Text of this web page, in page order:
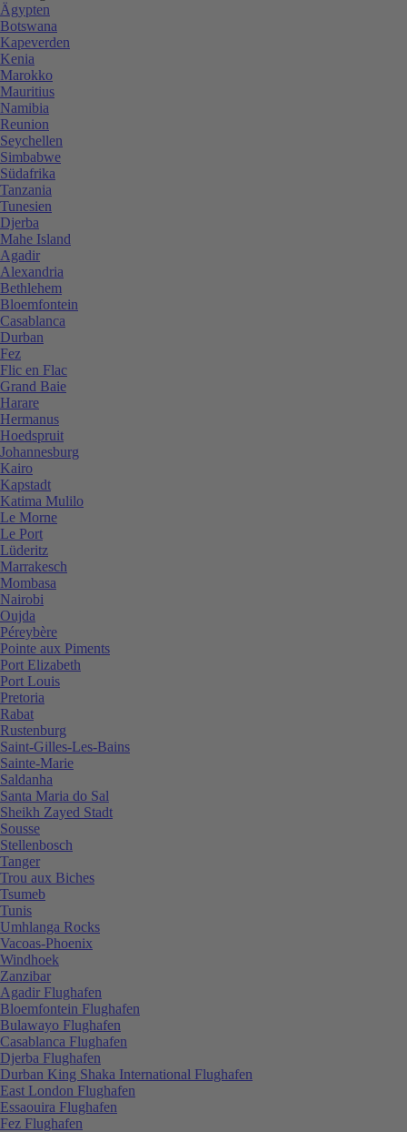
Ägypten
Botswana
Kapeverden
Kenia
Marokko
Mauritius
Namibia
Reunion
Seychellen
Simbabwe
Südafrika
Tanzania
Tunesien
Djerba
Mahe Island
Agadir
Alexandria
Bethlehem
Bloemfontein
Casablanca
Durban
Fez
Flic en Flac
Grand Baie
Harare
Hermanus
Hoedspruit
Johannesburg
Kairo
Kapstadt
Katima Mulilo
Le Morne
Le Port
Lüderitz
Marrakesch
Mombasa
Nairobi
Oujda
Péreybère
Pointe aux Piments
Port Elizabeth
Port Louis
Pretoria
Rabat
Rustenburg
Saint-Gilles-Les-Bains
Sainte-Marie
Saldanha
Santa Maria do Sal
Sheikh Zayed Stadt
Sousse
Stellenbosch
Tanger
Trou aux Biches
Tsumeb
Tunis
Umhlanga Rocks
Vacoas-Phoenix
Windhoek
Zanzibar
Agadir Flughafen
Bloemfontein Flughafen
Bulawayo Flughafen
Casablanca Flughafen
Djerba Flughafen
Durban King Shaka International Flughafen
East London Flughafen
Essaouira Flughafen
Fez Flughafen